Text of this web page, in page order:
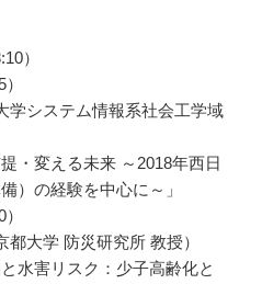
）
学システム情報系社会工学域
・変える未来 ～2018年西日
）の経験を中心に～」
都大学 防災研究所 教授）
水害リスク：少子高齢化と